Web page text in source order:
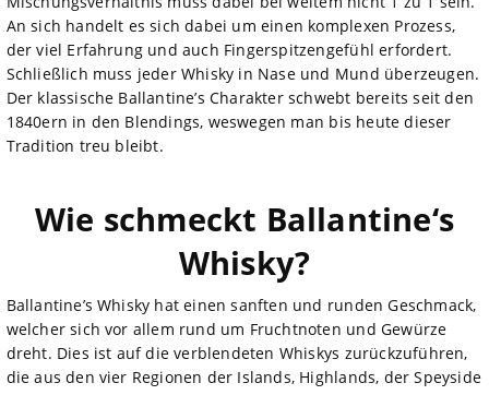
An sich handelt es sich dabei um einen komplexen Prozess,
der viel Erfahrung und auch Fingerspitzengefühl erfordert.
Schließlich muss jeder Whisky in Nase und Mund überzeugen.
Der klassische Ballantine’s Charakter schwebt bereits seit den
1840ern in den Blendings, weswegen man bis heute dieser
Tradition treu bleibt.
Wie schmeckt Ballantine‘s
Whisky?
Ballantine’s Whisky hat einen sanften und runden Geschmack,
welcher sich vor allem rund um Fruchtnoten und Gewürze
dreht. Dies ist auf die verblendeten Whiskys zurückzuführen,
die aus den vier Regionen der Islands, Highlands, der Speyside